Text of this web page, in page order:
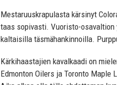
Mestaruuskrapulasta kärsinyt
taas sopivasti. Vuoristo-osavaltion
kaltaisilla täsmähankinnoilla.
Kärkihaastajien kavalkaadi on
Edmonton Oilers ja Toronto